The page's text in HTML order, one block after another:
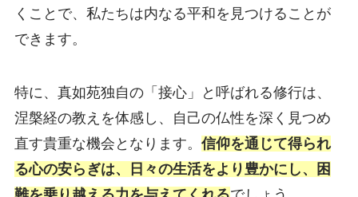
くことで、私たちは内なる平和を見つけることが
できます。
特に、真如苑独自の「接心」と呼ばれる修行は、
涅槃経の教えを体感し、自己の仏性を深く見つめ
直す貴重な機会となります。 信仰を通じて得られ
る心の安らぎは、日々の生活をより豊かにし、困